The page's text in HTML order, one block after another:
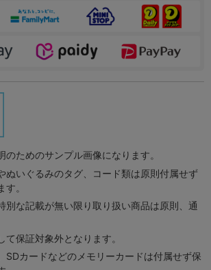
のためのサンプル画像になります。
ぬいぐるみのタグ、コード類は原則付属せず
。
別な記載が無い限り取り扱い商品は原則、通
て保証対象外となります。
SDカードなどのメモリーカードは付属せず保